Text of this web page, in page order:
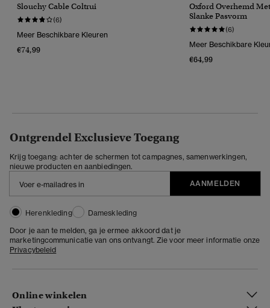
Slouchy Cable Coltrui
(6)
Meer Beschikbare Kleuren
€74,99
Oxford Overhemd
Slanke Pasvorm
(6)
Meer Beschikbare
€64,99
Ontgrendel Exclusieve Toegang
Krijg toegang: achter de schermen tot campagnes, samenwerkingen,
nieuwe producten en aanbiedingen.
AANMELDEN
Herenkleding
Dameskleding
Door je aan te melden, ga je ermee akkoord dat je
marketingcommunicatie van ons ontvangt. Zie voor meer informatie onze
Privacybeleid
Online winkelen